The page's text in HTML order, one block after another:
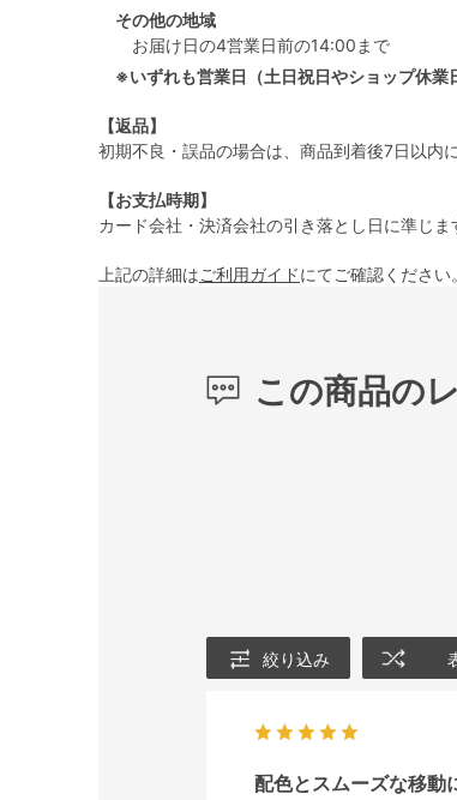
その他の地域
お届け日の4営業日前の14:00まで
※いずれも営業日（土日祝日やショップ休業
【返品】
初期不良・誤品の場合は、商品到着後7日以内
【お支払時期】
カード会社・決済会社の引き落とし日に準じま
上記の詳細はご利用ガイドにてご確認ください。
この商品の
絞り込み
配色とスムーズな移動